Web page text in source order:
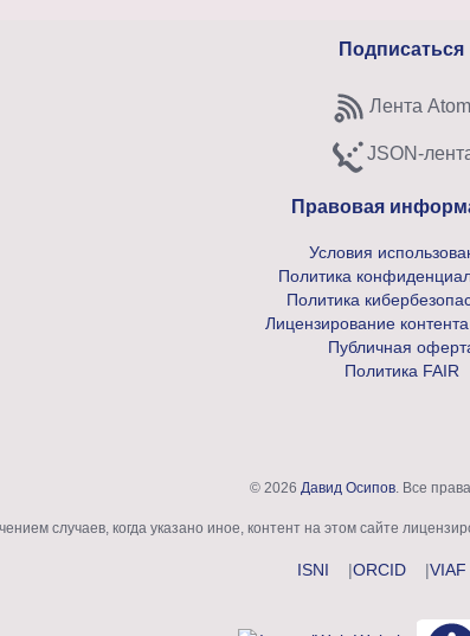
Подписаться
Лента Atom
Subscribe to
JSON-
Subscribe to
Правовая
Условия
Политика
Политика
Лицензирование
Публичная
Политика FAIR
© 2026 Давид Осипов . Все
случаев, когда указано иное, контент на этом сайте
ISNI ORCID VIAF